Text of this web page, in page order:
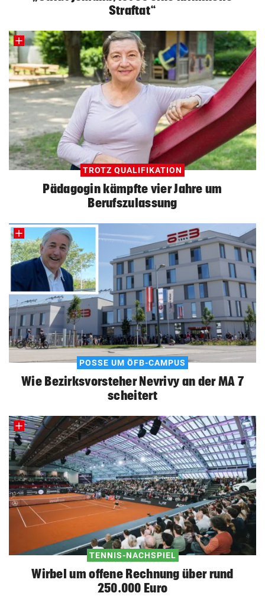
Straftat“
TROTZ QUALIFIKATION
Pädagogin kämpfte vier Jahre um
Berufszulassung
POSSE UM ÖFB-CAMPUS
Wie Bezirksvorsteher Nevrivy an der MA 7
scheitert
TENNIS-NACHSPIEL
Wirbel um offene Rechnung über rund
250.000 Euro